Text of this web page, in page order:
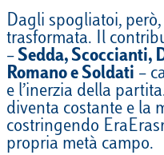
Dagli spogliatoi, però,
trasformata. Il
– Sedda, Scoccianti,
Romano e Soldati –
e l’inerzia della
diventa costante e la
costringendo
propria metà campo.